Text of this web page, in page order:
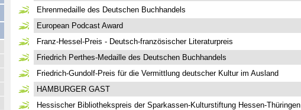
Ehrenmedaille des Deutschen Buchhandels
European Podcast Award
Franz-Hessel-Preis - Deutsch-französischer Literaturpreis
Friedrich Perthes-Medaille des Deutschen Buchhandels
Friedrich-Gundolf-Preis für die Vermittlung deutscher Kultur im Ausland
HAMBURGER GAST
Hessischer Bibliothekspreis der Sparkassen-Kulturstiftung Hessen-Thüringen